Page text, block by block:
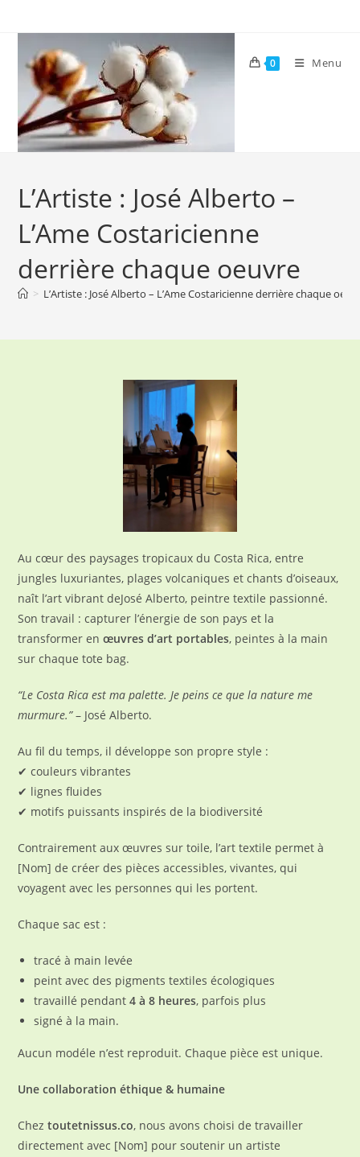
content
0 Menu
L’Artiste : José Alberto –
L’Ame Costaricienne
derrière chaque oeuvre
> L’Artiste : José Alberto – L’Ame Costaricienne derrière chaque
Au cœur des paysages tropicaux du Costa Rica, entre
jungles luxuriantes, plages volcaniques et chants d’oiseaux,
naît l’art vibrant deJosé Alberto, peintre textile passionné.
Son travail : capturer l’énergie de son pays et la
transformer enœuvres d’art portables, peintes à la main
sur chaque tote bag.
“Le Costa Rica est ma palette. Je peins ce que la nature me
murmure.”– José Alberto.
Au fil du temps, il développe son propre style :
✔ couleurs vibrantes
✔ lignes fluides
✔ motifs puissants inspirés de la biodiversité
Contrairement aux œuvres sur toile, l’art textile permet à
[Nom] de créer des pièces accessibles, vivantes, qui
voyagent avec les personnes qui les portent.
Chaque sac est :
tracé à main levée
peint avec des pigments textiles écologiques
travaillé pendant4 à 8 heures, parfois plus
signé à la main.
Aucun modéle n’est reproduit. Chaque pièce est unique.
Une collaboration éthique & humaine
Cheztoutetnissus.co, nous avons choisi de travailler
directement avec [Nom] pour soutenir un artiste